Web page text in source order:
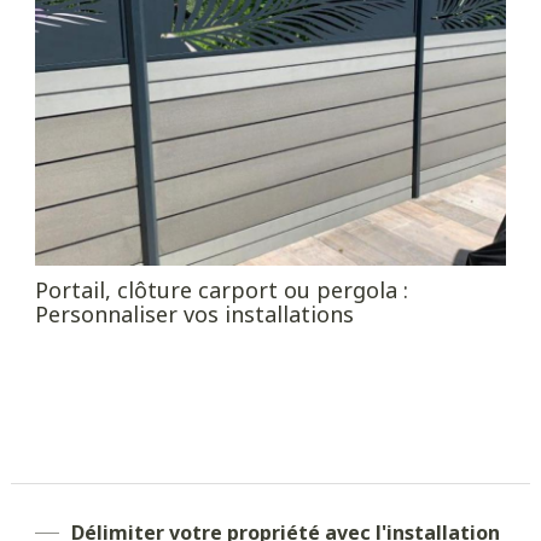
Portail, clôture carport ou pergola :
Personnaliser vos installations
Délimiter votre propriété avec l'installation